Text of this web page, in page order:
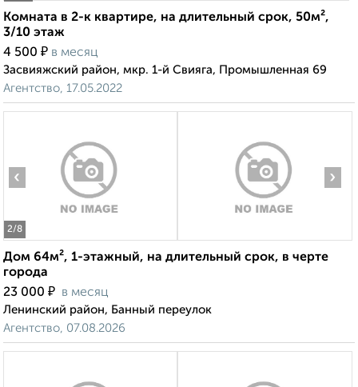
Комната в 2-к квартире, на длительный срок, 50м²,
3/10 этаж
4 500 ₽ в месяц
Засвияжский район, мкр. 1-й Свияга, Промышленная 69
Агентство, 17.05.2022
2/8
‹ ›
Дом 64м², 1-этажный, на длительный срок, в черте
города
23 000 ₽ в месяц
Ленинский район, Банный переулок
Агентство, 07.08.2026